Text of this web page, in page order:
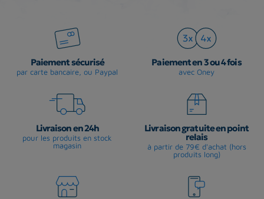
Paiement sécurisé
par carte bancaire, ou Paypal
Paiement en 3 ou 4 fois
avec Oney
Livraison en 24h
pour les produits en stock
magasin
Livraison gratuite en point
relais
à partir de 79€ d'achat (hors
produits long)